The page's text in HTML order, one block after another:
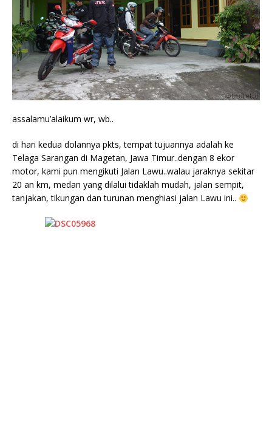
assalamu’alaikum wr, wb..
di hari kedua dolannya pkts, tempat tujuannya adalah ke
Telaga Sarangan di Magetan, Jawa Timur..dengan 8 ekor
motor, kami pun mengikuti Jalan Lawu..walau jaraknya sekitar
20 an km, medan yang dilalui tidaklah mudah, jalan sempit,
tanjakan, tikungan dan turunan menghiasi jalan Lawu ini..